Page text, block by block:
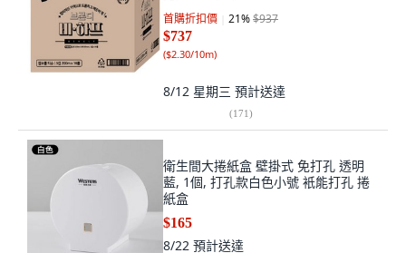
首購折扣價 21%$937
$737
($2.30/10m)
8/12 星期三 預計送達
(171)
衛生間大捲紙盒 壁掛式 免打孔 透明
藍, 1個, 打孔款白色小號 衹能打孔 捲
紙盒
$165
8/22 預計送達